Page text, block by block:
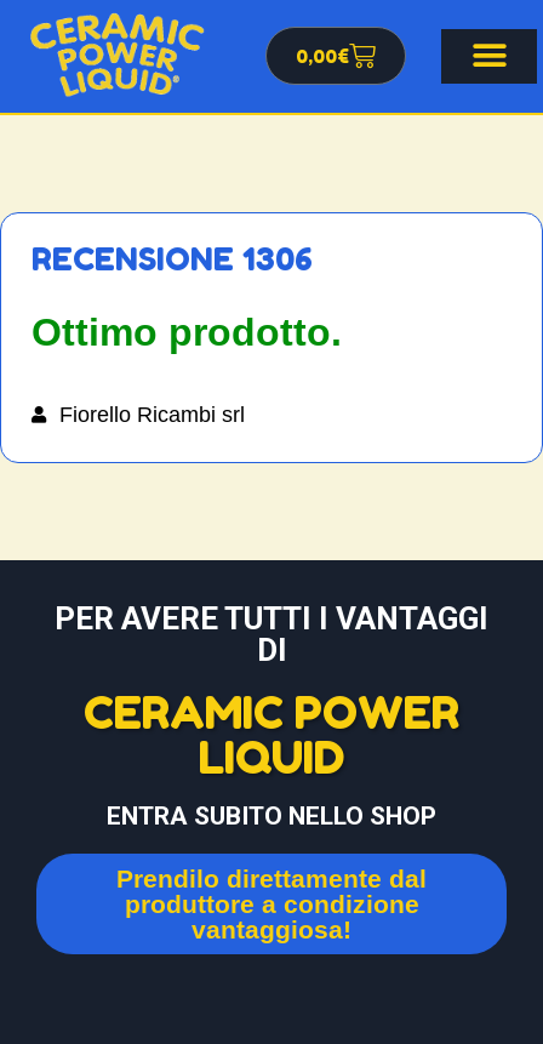
0,00€
RECENSIONE 1306
Ottimo prodotto.
Fiorello Ricambi srl
PER AVERE TUTTI I VANTAGGI
DI
CERAMIC POWER
LIQUID
ENTRA SUBITO NELLO SHOP
Prendilo direttamente dal
produttore a condizione
vantaggiosa!